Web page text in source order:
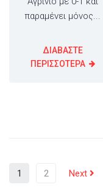
παραμένει μόνος...
ΔΙΑΒΑΣΤΕ
ΠΕΡΙΣΣΟΤΕΡΑ
1 2 Next